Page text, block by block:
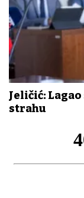
Jeličić:
strahu